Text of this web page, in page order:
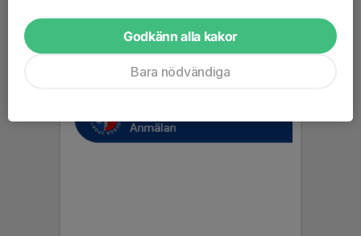
Godkänn alla kakor
Bara nödvändiga